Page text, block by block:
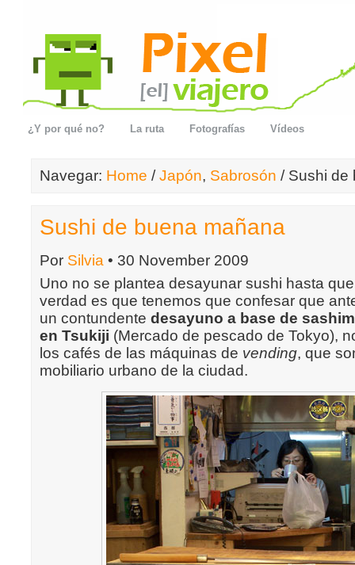
¿Y por qué no? La ruta Fotografías Vídeos
Navegar: Home /Japón, Sabrosón / Sushi de
Sushi de buena mañana
Por Silvia • 30 November 2009
Uno no se plantea desayunar sushi hasta
verdad es que tenemos que confesar que
un contundente desayuno a base de
en Tsukiji (Mercado de pescado de Tokyo),
los cafés de las máquinas de vending, que
mobiliario urbano de la ciudad.